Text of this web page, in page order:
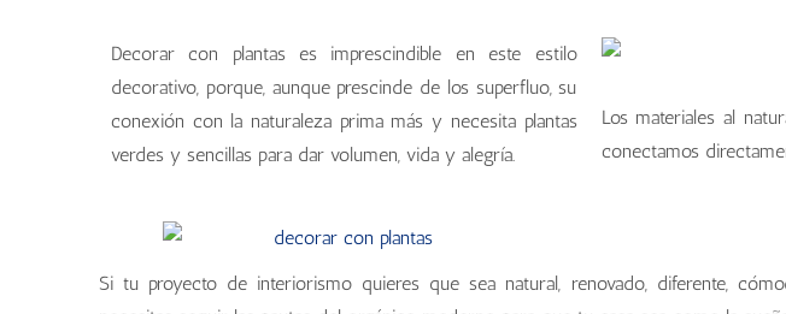
Decorar con plantas es imprescindible en este estilo
decorativo, porque, aunque prescinde de los superfluo, su
conexión con la naturaleza prima más y necesita plantas
verdes y sencillas para dar volumen, vida y alegría.
Los materiales al
conectamos
Si tu proyecto de interiorismo quieres que sea natural, renovado, diferente,